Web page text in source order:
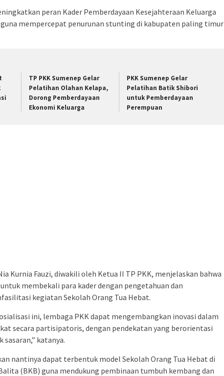
peran Kader Pemberdayaan Kesejahteraan Keluarga
mempercepat penurunan stunting di kabupaten paling timur
TP PKK Sumenep Gelar
Pelatihan Olahan Kelapa,
Dorong Pemberdayaan
Ekonomi Keluarga
PKK Sumenep Gelar
Pelatihan Batik Shibori
untuk Pemberdayaan
Perempuan
Kurnia Fauzi, diwakili oleh Ketua II TP PKK, menjelaskan bahwa
membekali para kader dengan pengetahuan dan
kegiatan Sekolah Orang Tua Hebat.
ini, lembaga PKK dapat mengembangkan inovasi dalam
secara partisipatoris, dengan pendekatan yang berorientasi
katanya.
nantinya dapat terbentuk model Sekolah Orang Tua Hebat di
(BKB) guna mendukung pembinaan tumbuh kembang dan